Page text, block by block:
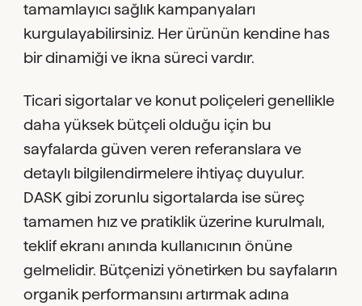
tamamlayıcı sağlık kampanyaları
kurgulayabilirsiniz. Her ürünün kendine has
bir dinamiği ve ikna süreci vardır.
Ticari sigortalar ve konut poliçeleri genellikle
daha yüksek bütçeli olduğu için bu
sayfalarda güven veren referanslara ve
detaylı bilgilendirmelere ihtiyaç duyulur.
DASK gibi zorunlu sigortalarda ise süreç
tamamen hız ve pratiklik üzerine kurulmalı,
teklif ekranı anında kullanıcının önüne
gelmelidir. Bütçenizi yönetirken bu sayfaların
organik performansını artırmak adına